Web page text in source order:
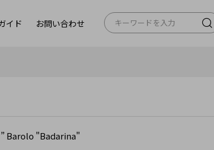
イド お問い合わせ
Barolo "Badarina"